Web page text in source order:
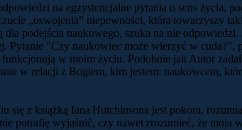
na egzystencjalne pytania o sens życia,
„oswojenia” niepewności, która towarzyszy
podejścia naukowego, szuka na nie odpowiedzi.
Pytanie "Czy naukowiec może wierzyć w
w moim życiu. Podobnie jak Autor
w relacji z Bogiem, kim jestem: naukowcem,
z książką Iana Hutchinsona jest pokora,
potrafię wyjaśnić, czy nawet zrozumieć, że moja